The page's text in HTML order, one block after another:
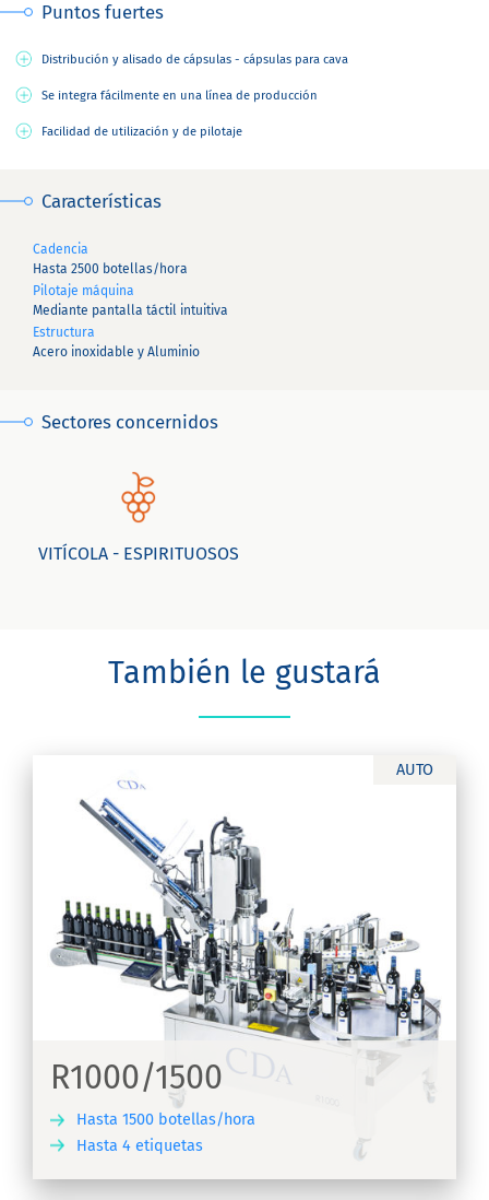
Puntos fuertes
Distribución y alisado de cápsulas - cápsulas para cava
Se integra fácilmente en una línea de producción
Facilidad de utilización y de pilotaje
Características
Cadencia
Hasta 2500 botellas/hora
Pilotaje máquina
Mediante pantalla táctil intuitiva
Estructura
Acero inoxidable y Aluminio
Sectores concernidos
VITÍCOLA - ESPIRITUOSOS
También le gustará
AUTO
R1000/1500
Hasta 1500 botellas/hora
Hasta 4 etiquetas